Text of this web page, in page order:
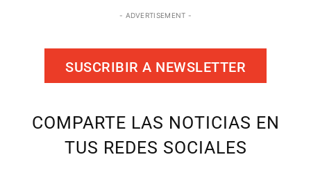
- ADVERTISEMENT -
SUSCRIBIR A NEWSLETTER
COMPARTE LAS NOTICIAS EN
TUS REDES SOCIALES